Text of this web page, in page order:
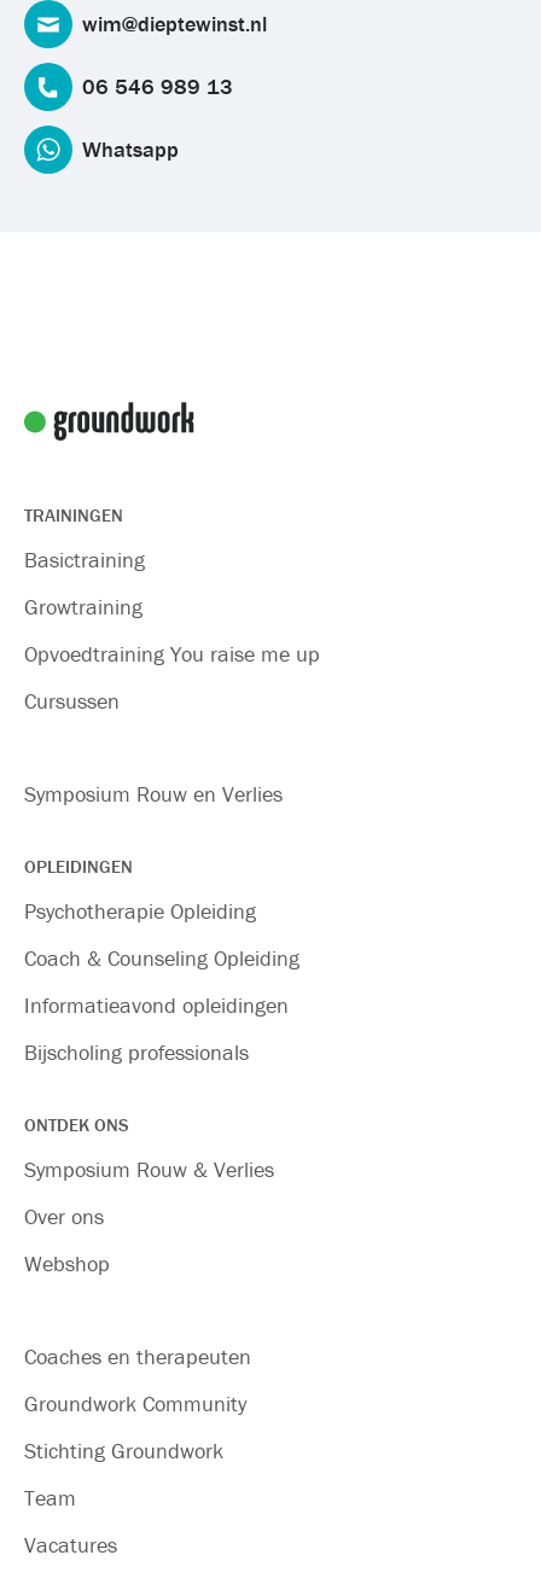
wim@dieptewinst.nl
06 546 989 13
Whatsapp
TRAININGEN
Basictraining
Growtraining
Opvoedtraining You raise me up
Cursussen
Symposium Rouw en Verlies
OPLEIDINGEN
Psychotherapie Opleiding
Coach & Counseling Opleiding
Informatieavond opleidingen
Bijscholing professionals
ONTDEK ONS
Symposium Rouw & Verlies
Over ons
Webshop
Coaches en therapeuten
Groundwork Community
Stichting Groundwork
Team
Vacatures